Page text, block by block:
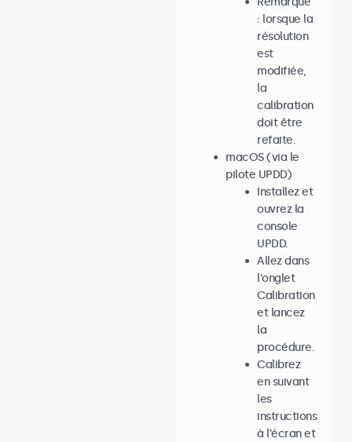
: lorsque la
résolution
est
modifiée,
la
calibration
doit être
refaite.
macOS (via le
pilote UPDD)
Installez et
ouvrez la
console
UPDD.
Allez dans
l’onglet
Calibration
et lancez
la
procédure.
Calibrez
en suivant
les
instructions
à l’écran et